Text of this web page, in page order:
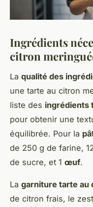
Ingrédients
citron
La qualité des
une tarte au citron
liste des ingrédients
pour obtenir une
équilibrée. Pour la
de 250 g de farine,
de sucre, et 1 œuf.
La garniture tarte au
de citron frais, le